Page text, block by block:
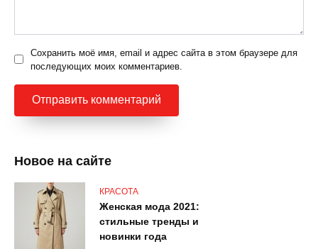
Сохранить моё имя, email и адрес сайта в этом браузере для
последующих моих комментариев.
Новое на сайте
КРАСОТА
Женская мода 2021:
стильные тренды и
новинки года